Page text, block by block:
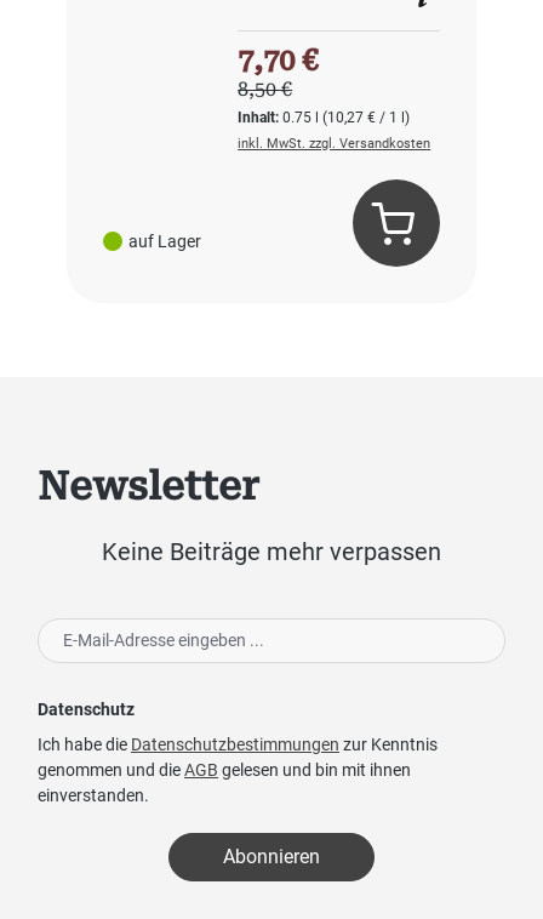
auf Lager
Inhalt:0.75 l(10,27 € / 1 l)
Verkaufspreis:
7,70 €
Regulärer Preis:
8,50 €
inkl. MwSt. zzgl. Versandkosten
Newsletter
Keine Beiträge mehr verpassen
Datenschutz
Ich habe die Datenschutzbestimmungen zur Kenntnis
genommen und dieAGB gelesen und bin mit ihnen
einverstanden.
Abonnieren